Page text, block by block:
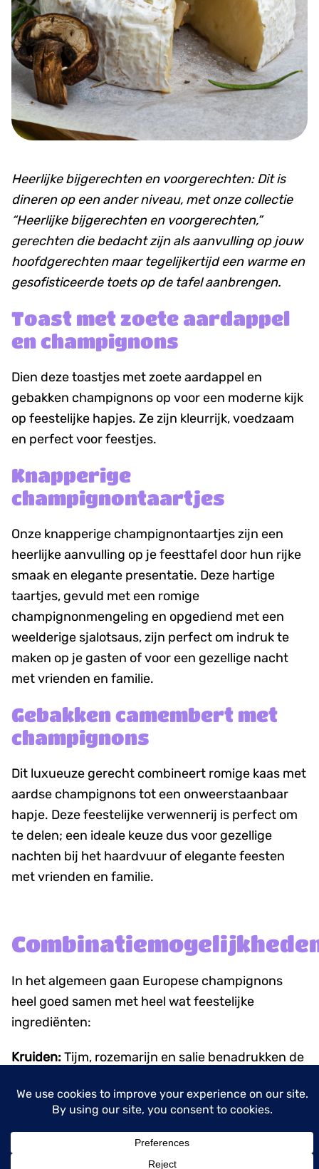
Heerlijke bijgerechten en voorgerechten: Dit is
dineren op een ander niveau, met onze collectie
“Heerlijke bijgerechten en voorgerechten,”
gerechten die bedacht zijn als aanvulling op jouw
hoofdgerechten maar tegelijkertijd een warme en
gesofisticeerde toets op de tafel aanbrengen.
Toast met zoete aardappel
en champignons
Dien deze toastjes met zoete aardappel en
gebakken champignons op voor een moderne kijk
op feestelijke hapjes. Ze zijn kleurrijk, voedzaam
en perfect voor feestjes.
Knapperige
champignontaartjes
Onze knapperige champignontaartjes zijn een
heerlijke aanvulling op je feesttafel door hun rijke
smaak en elegante presentatie. Deze hartige
taartjes, gevuld met een romige
champignonmengeling en opgediend met een
weelderige sjalotsaus, zijn perfect om indruk te
maken op je gasten of voor een gezellige nacht
met vrienden en familie.
Gebakken camembert met
champignons
Dit luxueuze gerecht combineert romige kaas met
aardse champignons tot een onweerstaanbaar
hapje. Deze feestelijke verwennerij is perfect om
te delen; een ideale keuze dus voor gezellige
nachten bij het haardvuur of elegante feesten
met vrienden en familie.
In het algemeen gaan Europese champignons
heel goed samen met heel wat feestelijke
ingrediënten:
Kruiden:Tijm, rozemarijn en salie benadrukken de
Kazen: Combineer ze met Gruyère, parmezaanse
kaas of geitenkaas voor een rijke, complexe
: Champignons passen door hum